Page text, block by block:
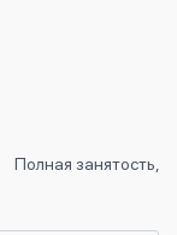
Полная занятость,